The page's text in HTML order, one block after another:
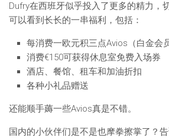
Dufry在西班牙似乎投入了更多的精力，
可以看到长长的一串福利，包括：
每消费一欧元积三点Avios（白金会
消费€150可获得休息室免费入场券
酒店、餐馆、租车和加油折扣
各种小礼品赠送
还能顺手薅一些Avios真是不错。
国内的小伙伴们是不是也摩拳擦掌了？